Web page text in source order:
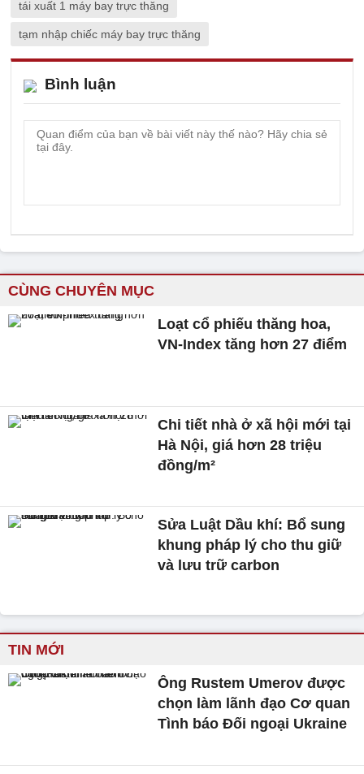
tái xuất 1 máy bay trực thăng
tạm nhập chiếc máy bay trực thăng
Bình luận
CÙNG CHUYÊN MỤC
Loạt cổ phiếu thăng hoa,
VN-Index tăng hơn 27 điểm
Chi tiết nhà ở xã hội mới tại
Hà Nội, giá hơn 28 triệu
đồng/m²
Sửa Luật Dầu khí: Bổ sung
khung pháp lý cho thu giữ
và lưu trữ carbon
TIN MỚI
Ông Rustem Umerov được
chọn làm lãnh đạo Cơ quan
Tình báo Đối ngoại Ukraine